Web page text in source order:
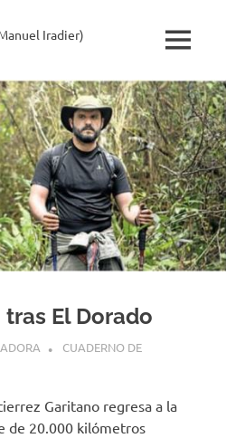
Iradier)
MENÚ
El Dorado
CUADERNO DE
Garitano regresa a la
de 20.000 kilómetros